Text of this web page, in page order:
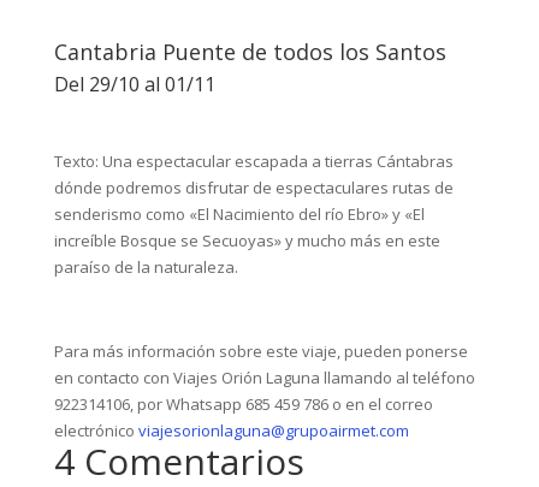
Cantabria Puente de todos los Santos
Del 29/10 al 01/11
Texto: Una espectacular escapada a tierras Cántabras
dónde podremos disfrutar de espectaculares rutas de
senderismo como «El Nacimiento del río Ebro» y «El
increíble Bosque se Secuoyas» y mucho más en este
paraíso de la naturaleza.
Para más información sobre este viaje, pueden ponerse
en contacto con Viajes Orión Laguna llamando al teléfono
922314106, por Whatsapp 685 459 786 o en el correo
electrónico viajesorionlaguna@grupoairmet.com
4 Comentarios